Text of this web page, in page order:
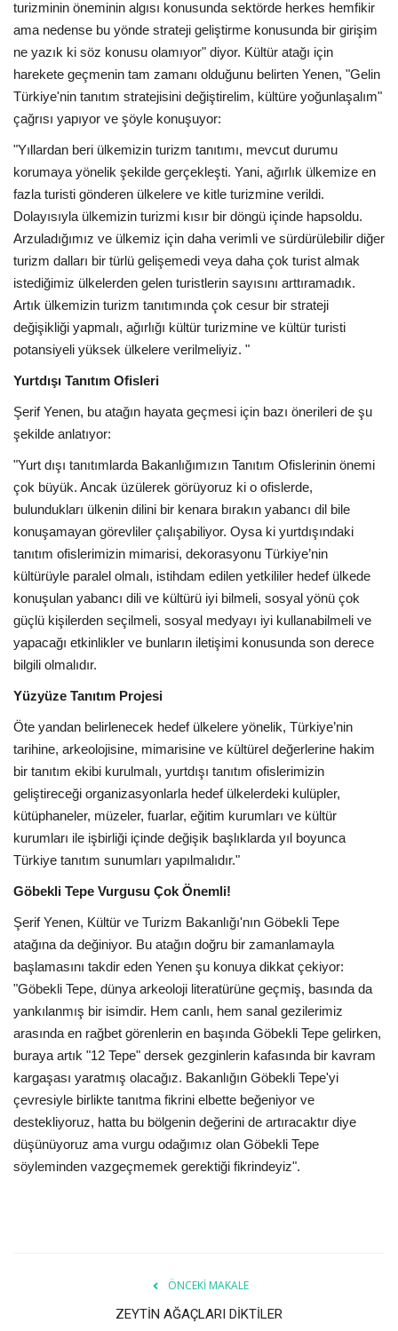
turizminin öneminin algısı konusunda sektörde herkes hemfikir
ama nedense bu yönde strateji geliştirme konusunda bir girişim
ne yazık ki söz konusu olamıyor" diyor. Kültür atağı için
harekete geçmenin tam zamanı olduğunu belirten Yenen, "Gelin
Türkiye'nin tanıtım stratejisini değiştirelim, kültüre yoğunlaşalım"
çağrısı yapıyor ve şöyle konuşuyor:
"Yıllardan beri ülkemizin turizm tanıtımı, mevcut durumu
korumaya yönelik şekilde gerçekleşti. Yani, ağırlık ülkemize en
fazla turisti gönderen ülkelere ve kitle turizmine verildi.
Dolayısıyla ülkemizin turizmi kısır bir döngü içinde hapsoldu.
Arzuladığımız ve ülkemiz için daha verimli ve sürdürülebilir diğer
turizm dalları bir türlü gelişemedi veya daha çok turist almak
istediğimiz ülkelerden gelen turistlerin sayısını arttıramadık.
Artık ülkemizin turizm tanıtımında çok cesur bir strateji
değişikliği yapmalı, ağırlığı kültür turizmine ve kültür turisti
potansiyeli yüksek ülkelere verilmeliyiz. "
Yurtdışı Tanıtım Ofisleri
Şerif Yenen, bu atağın hayata geçmesi için bazı önerileri de şu
şekilde anlatıyor:
"Yurt dışı tanıtımlarda Bakanlığımızın Tanıtım Ofislerinin önemi
çok büyük. Ancak üzülerek görüyoruz ki o ofislerde,
bulundukları ülkenin dilini bir kenara bırakın yabancı dil bile
konuşamayan görevliler çalışabiliyor. Oysa ki yurtdışındaki
tanıtım ofislerimizin mimarisi, dekorasyonu Türkiye’nin
kültürüyle paralel olmalı, istihdam edilen yetkililer hedef ülkede
konuşulan yabancı dili ve kültürü iyi bilmeli, sosyal yönü çok
güçlü kişilerden seçilmeli, sosyal medyayı iyi kullanabilmeli ve
yapacağı etkinlikler ve bunların iletişimi konusunda son derece
bilgili olmalıdır.
Yüzyüze Tanıtım Projesi
Öte yandan belirlenecek hedef ülkelere yönelik, Türkiye’nin
tarihine, arkeolojisine, mimarisine ve kültürel değerlerine hakim
bir tanıtım ekibi kurulmalı, yurtdışı tanıtım ofislerimizin
geliştireceği organizasyonlarla hedef ülkelerdeki kulüpler,
kütüphaneler, müzeler, fuarlar, eğitim kurumları ve kültür
kurumları ile işbirliği içinde değişik başlıklarda yıl boyunca
Türkiye tanıtım sunumları yapılmalıdır."
Göbekli Tepe Vurgusu Çok Önemli!
Şerif Yenen, Kültür ve Turizm Bakanlığı'nın Göbekli Tepe
atağına da değiniyor. Bu atağın doğru bir zamanlamayla
başlamasını takdir eden Yenen şu konuya dikkat çekiyor:
"Göbekli Tepe, dünya arkeoloji literatürüne geçmiş, basında da
yankılanmış bir isimdir. Hem canlı, hem sanal gezilerimiz
arasında en rağbet görenlerin en başında Göbekli Tepe gelirken,
buraya artık "12 Tepe" dersek gezginlerin kafasında bir kavram
kargaşası yaratmış olacağız. Bakanlığın Göbekli Tepe'yi
çevresiyle birlikte tanıtma fikrini elbette beğeniyor ve
destekliyoruz, hatta bu bölgenin değerini de artıracaktır diye
düşünüyoruz ama vurgu odağımız olan Göbekli Tepe
söyleminden vazgeçmemek gerektiği fikrindeyiz".
ÖNCEKI MAKALE
ZEYTİN AĞAÇLARI DİKTİLER